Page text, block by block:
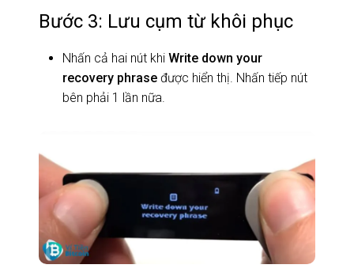
Bước 3: Lưu cụm từ khôi phục
Nhấn cả hai nút khi Write down your
recovery phrase được hiển thị. Nhấn tiếp nút
bên phải 1 lần nữa.